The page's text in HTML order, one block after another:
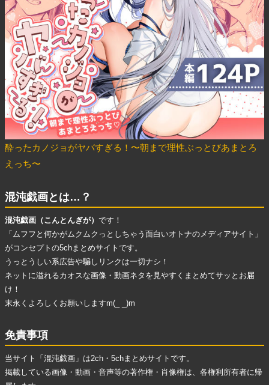
酔ったカノジョがヤバすぎる！〜朝まで理性ぶっとびあまとろ
えっち〜
混沌戯画とは…？
混沌戯画（こんとんぎが） です！
「ムフフと何かがムクムクっとしちゃう面白いオトナのメディアサイト」
がコンセプトの5chまとめサイトです。
うっとうしい系広告や騙しリンク は一切ナシ！
ネットに溢れるカオスな画像・動画ネタ を見やすくまとめてサッとお届
け！
末永くよろしくお願いしますm(_ _)m
免責事項
当サイト「混沌戯画」は2ch・5chまとめサイトです。
掲載している画像・動画・音声等の著作権・肖像権は、各権利所有者に帰